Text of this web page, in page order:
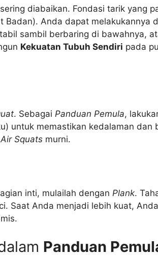
diabaikan. Fondasi tarik yang
Badan). Anda dapat melakukannya
sambil berbaring di bawahnya,
Kekuatan Tubuh Sendiri pada
. Sebagai Panduan Pemula,
untuk memastikan kedalaman dan
Air Squats murni.
inti, mulailah dengan Plank.
Saat Anda menjadi lebih kuat,
Panduan